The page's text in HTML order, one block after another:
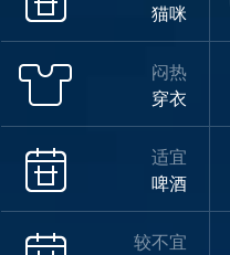
21°
阴
08/16
猫咪
闷热
穿衣
适宜
啤酒
较不宜